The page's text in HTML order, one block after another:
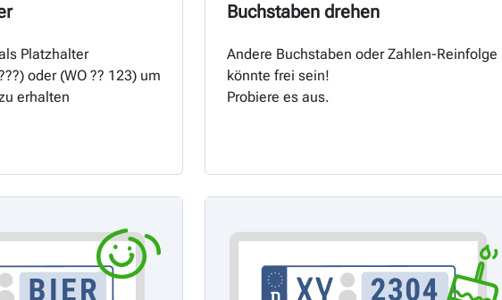
Platzhalter
oder (WO ?? 123) um
erhalten
Buchstaben drehen
Andere Buchstaben oder Zahlen-Reinfolge
könnte frei sein!
Probiere es aus.